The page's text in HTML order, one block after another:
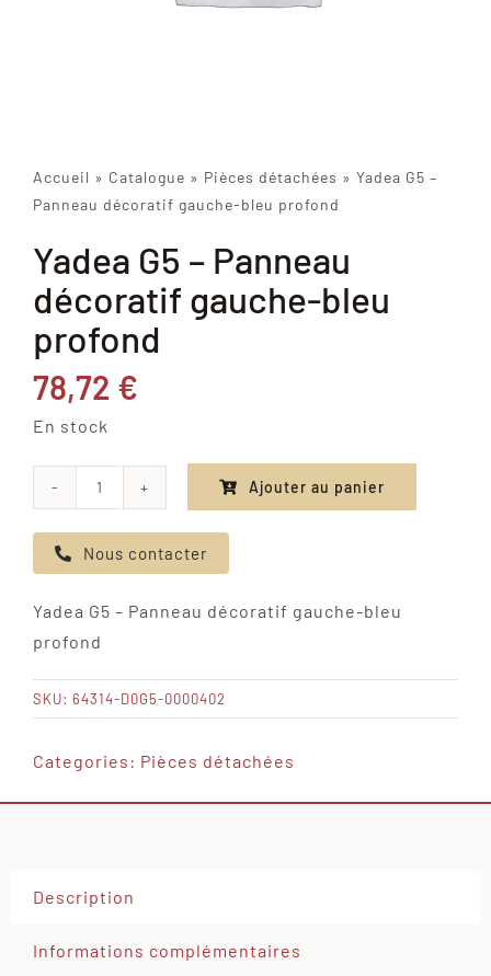
Accueil » Catalogue » Pièces détachées » Yadea G5 –
Panneau décoratif gauche-bleu profond
Yadea G5 – Panneau
décoratif gauche-bleu
profond
78,72 €
En stock
de
Yadea
-
Panneau
décoratif
gauche-
Ajouter au panier
Nous contacter
Yadea G5 – Panneau décoratif gauche-bleu
profond
SKU: 64314-D0G5-0000402
Categories: Pièces détachées
Description
Informations complémentaires